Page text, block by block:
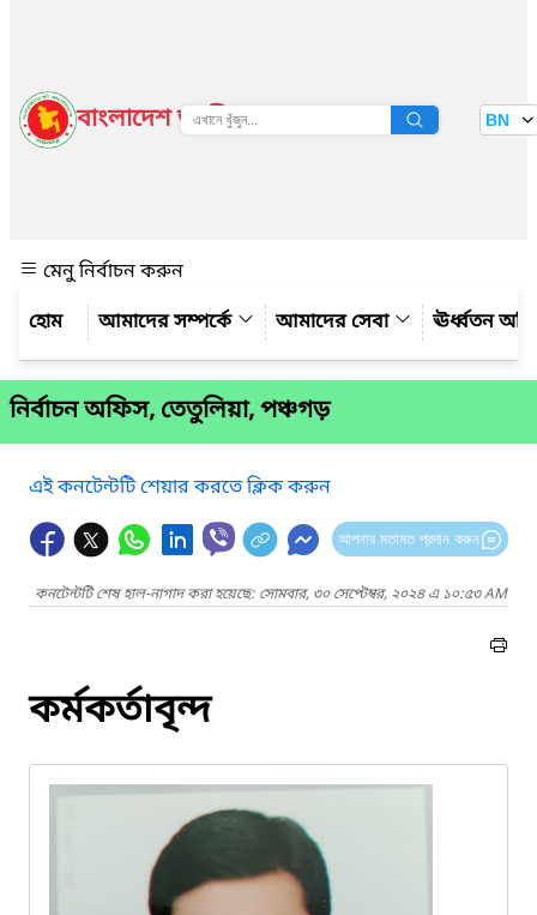
বাংলাদেশ জাতীয় তথ্য বাতায়ন BN
মেনু নির্বাচন করুন
আমাদের সম্পর্কে
আমাদের সেবা ঊর্ধ্বতন
নির্বাচন অফিস, তেতুলিয়া, পঞ্চগড়
এই কনটেন্টটি শেয়ার করতে ক্লিক করুন
আপনার মতামত প্রদান করুন
কনটেন্টটি শেষ হাল-নাগাদ করা হয়েছে: সোমবার, ৩০ সেপ্টেম্বর, ২০২৪ এ ১০:৫৩ AM
কর্মকর্তাবৃন্দ